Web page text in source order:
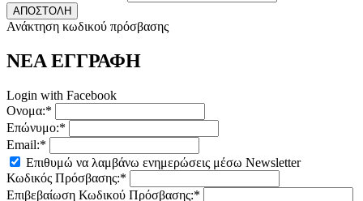
ΑΠΟΣΤΟΛΗ
Ανάκτηση κωδικού πρόσβασης
ΝΕΑ ΕΓΓΡΑΦΗ
Login with Facebook
Ονομα:*
Επώνυμο:*
Email:*
Επιθυμώ να λαμβάνω ενημερώσεις μέσω Newsletter
Κωδικός Πρόσβασης:*
Επιβεβαίωση Κωδικού Πρόσβασης:*